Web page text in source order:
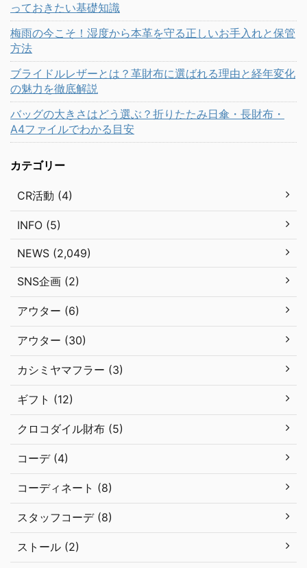
っておきたい基礎知識
梅雨の今こそ！湿度から本革を守る正しいお手入れと保管
方法
ブライドルレザーとは？革財布に選ばれる理由と経年変化
の魅力を徹底解説
バッグの大きさはどう選ぶ？折りたたみ日傘・長財布・
A4ファイルでわかる目安
カテゴリー
CR活動 (4)
INFO (5)
NEWS (2,049)
SNS企画 (2)
アウター (6)
アウター (30)
カシミヤマフラー (3)
ギフト (12)
クロコダイル財布 (5)
コーデ (4)
コーディネート (8)
スタッフコーデ (8)
ストール (2)